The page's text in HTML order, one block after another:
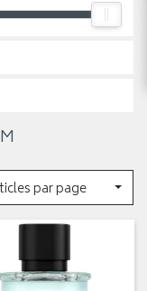
par page